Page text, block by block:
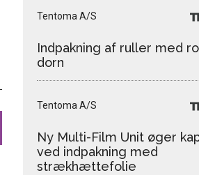
Tentoma A/S
Indpakning af ruller med
dorn
Tentoma A/S
Ny Multi-Film Unit øger
ved indpakning med
strækhættefolie